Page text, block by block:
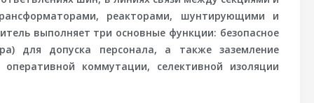
реакторами, шунтирующими и
выполняет три основные функции: безопасное
для допуска персонала, а также заземление
коммутации, селективной изоляции